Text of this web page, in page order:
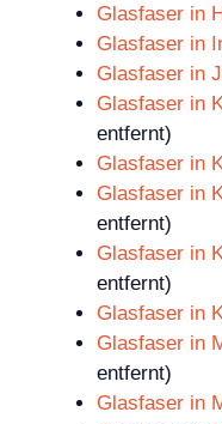
Glasfaser in
Glasfaser in
Glasfaser in
Glasfaser in
entfernt)
Glasfaser in
Glasfaser in
entfernt)
Glasfaser in
entfernt)
Glasfaser in
Glasfaser in
entfernt)
Glasfaser in